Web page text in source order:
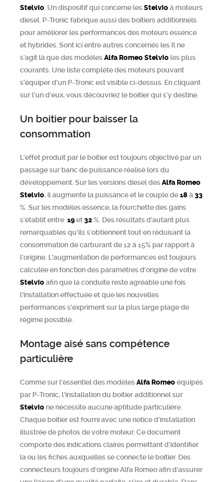
Stelvio . Un dispositif qui concerne lesStelvioà moteurs
diesel. P-Tronic fabrique aussi des boitiers additionnels
pour améliorer les performances des moteurs essence
et hybrides. Sont ici entre autres concernés les Il ne
s’agit là que des modèlesAlfa RomeoStelvio les plus
courants. Une liste complète des moteurs pouvant
s’équiper d’un P-Tronic est visible ci-dessus. En cliquant
sur l’un d’eux, vous découvriez le boitier qui s’y destine.
Un boitier pour baisser la
consommation
L’effet produit par le boitier est toujours objectivé par un
passage sur banc de puissance réalisé lors du
développement. Sur les versions diesel desAlfa Romeo
Stelvio, il augmente la puissance et le couple de18 à 33
%. Sur les modèles essence, la fourchette des gains
s’établit entre 19et32%. Des résultats d’autant plus
remarquables qu’ils s’obtiennent tout en réduisant la
consommation de carburant de 12 à 15% par rapport à
l’origine. L'augmentation de performances est toujours
calculée en fonction des paramètres d'origine de votre
Stelvioafin que la conduite reste agréable une fois
l'installation effectuée et que les nouvelles
performances s'expriment sur la plus large plage de
régime possible.
Montage aisé sans compétence
particulière
Comme sur l’essentiel des modèlesAlfa Romeoéquipés
par P-Tronic, l’installation du boitier additionnel sur
Stelvio ne nécessite aucune aptitude particulière.
Chaque boitier est fourni avec une notice d'installation
illustrée de photos de votre moteur. Ce document
comporte des indications claires permettant d’identifier
la ou les fiches auxquelles se connecte le boitier. Des
connecteurs toujours d'origine Alfa Romeo afin d'assurer